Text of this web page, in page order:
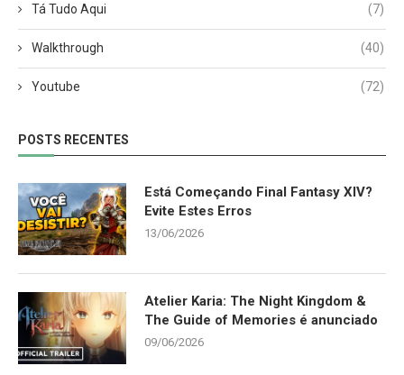
Tá Tudo Aqui (7)
Walkthrough (40)
Youtube (72)
POSTS RECENTES
Está Começando Final Fantasy XIV?
Evite Estes Erros
13/06/2026
Atelier Karia: The Night Kingdom &
The Guide of Memories é anunciado
09/06/2026